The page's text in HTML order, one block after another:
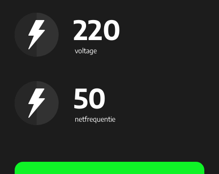
220
voltage
50
netfrequentie